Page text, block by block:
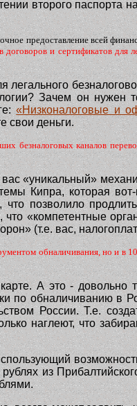
второго паспорта
предоставление всей
и сертификатов для
Зачем он нужен
«Низконалоговые и
свои деньги.
безналоговых каналов
«уникальный»
Кипра, которая
что позволило
«компетентные
(т.е. вас,
обналичивания, но и в
А это - довольно
по обналичиванию в
России. Т.е.
наглеют, что
из